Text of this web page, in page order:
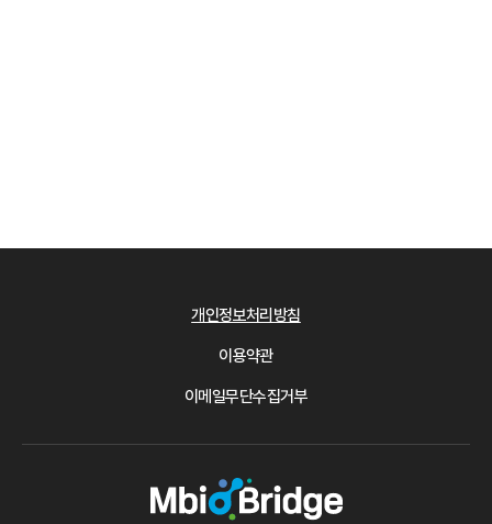
개인정보처리방침
이용약관
이메일무단수집거부